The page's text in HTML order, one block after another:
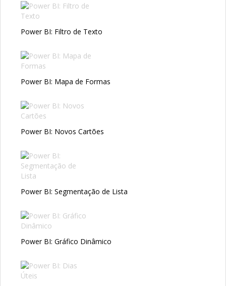
Power BI: Filtro de Texto
Power BI: Mapa de Formas
Power BI: Novos Cartões
Power BI: Segmentação de Lista
Power BI: Gráfico Dinâmico